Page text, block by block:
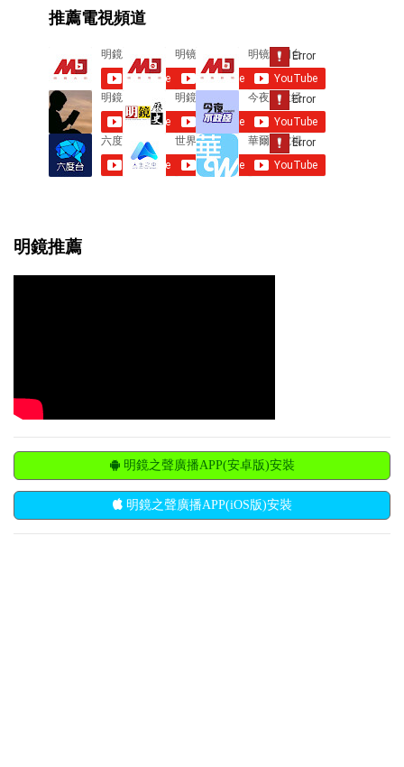
n
t
s
推薦電視頻道
明鏡推薦
明鏡之聲廣播APP(安卓版)安裝
明鏡之聲廣播APP(iOS版)安裝